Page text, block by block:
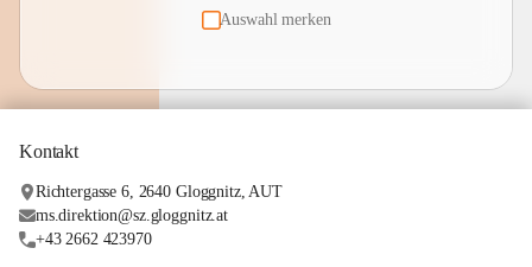
Auswahl merken
Kontakt
Richtergasse 6, 2640 Gloggnitz, AUT
ms.direktion@sz.gloggnitz.at
+43 2662 423970